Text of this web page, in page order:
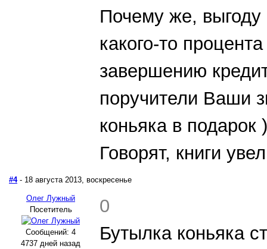
Почему же, выгоду
какого-то
завершению
поручители Ваши
коньяка в подарок
Говорят, книги
#4- 18 августа 2013, воскресенье
Олег Лужный
Посетитель
Сообщений: 4
4737 дней назад
0
Бутылка коньяка